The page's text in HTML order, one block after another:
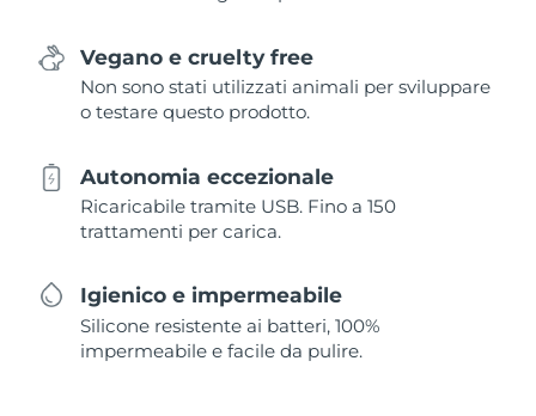
Vegano e cruelty free
Non sono stati utilizzati animali per sviluppare
o testare questo prodotto.
Autonomia eccezionale
Ricaricabile tramite USB. Fino a 150
trattamenti per carica.
Igienico e impermeabile
Silicone resistente ai batteri, 100%
impermeabile e facile da pulire.